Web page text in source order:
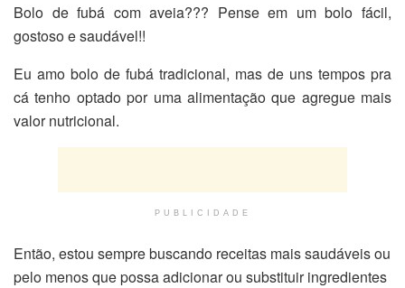
Bolo de fubá com aveia??? Pense em um bolo fácil,
gostoso e saudável!!
Eu amo bolo de fubá tradicional, mas de uns tempos pra
cá tenho optado por uma alimentação que agregue mais
valor nutricional.
PUBLICIDADE
Então, estou sempre buscando receitas mais saudáveis ou
pelo menos que possa adicionar ou substituir ingredientes